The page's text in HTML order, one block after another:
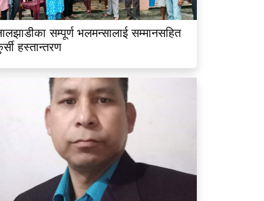
सम्पूर्ण भलमन्सालाई सम्मानसहित
हस्तान्तरण